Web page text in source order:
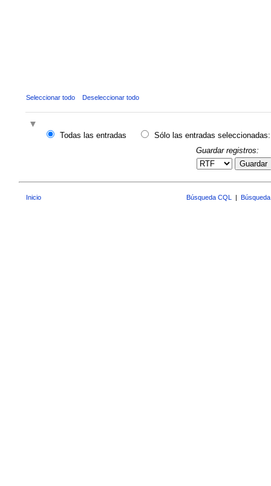
Seleccionar todo Deseleccionar todo
Todas las entradas
Sólo las entradas seleccionadas:
Guardar registros:
Guardar
Inicio Búsqueda CQL